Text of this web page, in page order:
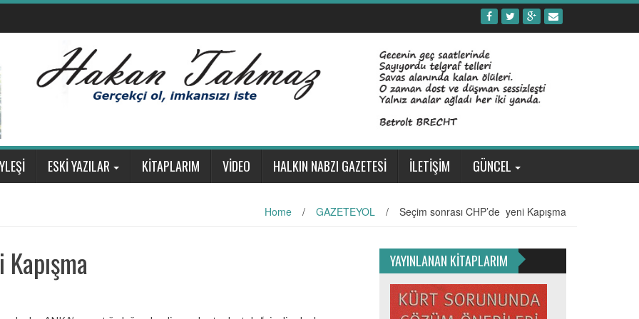
ESKİ YAZILAR KİTAPLARIM VİDEO HALKIN NABZI GAZETESİ İLETİŞİM GÜNCEL
Home / GAZETEYOL / Seçim sonrası CHP’de yeni Kapışma
YAYINLANAN KİTAPLARIM